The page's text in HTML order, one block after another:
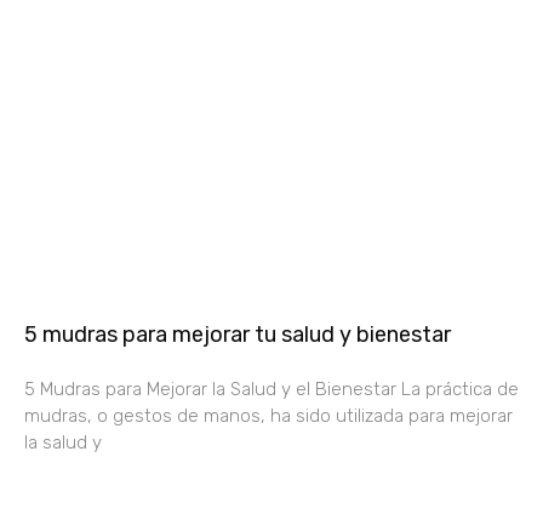
5 mudras para mejorar tu salud y bienestar
5 Mudras para Mejorar la Salud y el Bienestar La práctica de
mudras, o gestos de manos, ha sido utilizada para mejorar
la salud y